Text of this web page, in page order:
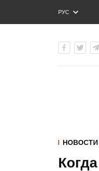
РУС
ENG
НОВОСТИ